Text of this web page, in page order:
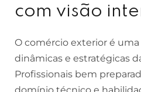
com visão
O comércio exterior é uma
dinâmicas e estratégicas
Profissionais bem